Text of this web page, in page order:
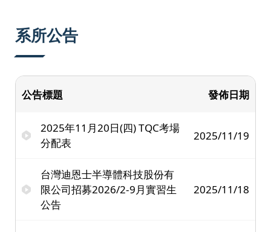
系所公告
公告標題 發佈日期
2025年11月20日(四) TQC考場
分配表
2025/11/19
台灣迪恩士半導體科技股份有
限公司招募2026/2-9月實習生
公告
2025/11/18